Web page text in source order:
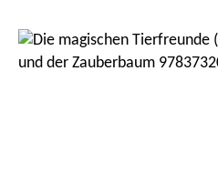
Bildergalerie überspringen